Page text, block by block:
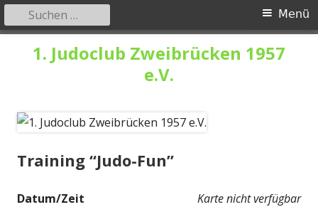
1. Judoclub Zweibrücken 1957
e.V.
Primäres
Menü
Menü
Suchen
nach:
Training “Judo-Fun”
Karte nicht verfügbar
Datum/Zeit